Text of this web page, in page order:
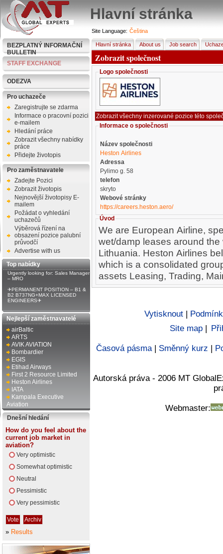
Hlavní stránka
BEZPLATNÝ INFORMAČNÍ
BULLETIN
STAFF EXCHANGE
ODEZVA
Pro uchazeče
Zaregistrujte se zdarma
Informace o pracovní pozici
e-mailem
Hledání práce
Zobrazit všechny nabídky
práce
Přidejte životopis
Pro zaměstnavatele
Zadejte Pozici
Zobrazit životopis
Nejnovější životopisy E-
mailem
Požádat o vyhledání
uchazečů
Výběrová řízení na
obsazení pozice palubní
průvodčí
Advertise with us
Top nabídky
Urgently looking for: Sales Manager
– MRO
✈PERMANENT POSITION – B1 &
B2 B737NG+MAX LICENSED
ENGINEERS✈
Nejlepší zaměstnavatelé
airBaltic
ARTS
AVIK AVIATION
Bombardier
EGIS
Etihad Airways
First 2 Resource Limited
Heston Airlines
IATA
Kampala Executive
Aviation
Dnešní hledání
How do you feel about the
current job market in
aviation?
Very optimistic
Somewhat optimistic
Neutral
Pessimistic
Very pessimistic
» Results
Site Language: Čeština
Hlavní stránka About us Job search
Zobrazit společnost
Logo společnosti
Informace o společnosti
Název společnosti
Heston Airlines
Adressa
Pylimo g. 58
telefon
skryto
Webové stránky
https://careers.heston.aero/
Úvod
We are European Airline,
wet/damp leases around
Lithuania. Heston Airlines
which is a consolidated
assets Leasing, Trading,
Vytisknout |
Site map |
Časová pásma| Směnný kurz |
Autorská práva - 2006 MT
Webmaster: